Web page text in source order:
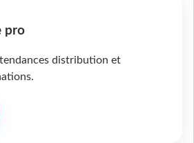
pro
distribution et